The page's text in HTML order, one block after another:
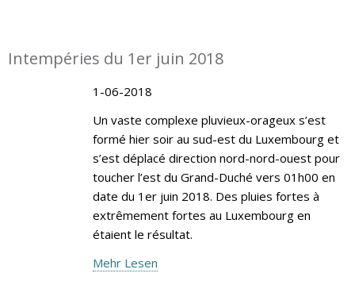
Intempéries du 1er juin 2018
1-06-2018
Un vaste complexe pluvieux-orageux s’est
formé hier soir au sud-est du Luxembourg et
s’est déplacé direction nord-nord-ouest pour
toucher l’est du Grand-Duché vers 01h00 en
date du 1er juin 2018. Des pluies fortes à
extrêmement fortes au Luxembourg en
étaient le résultat.
Mehr Lesen